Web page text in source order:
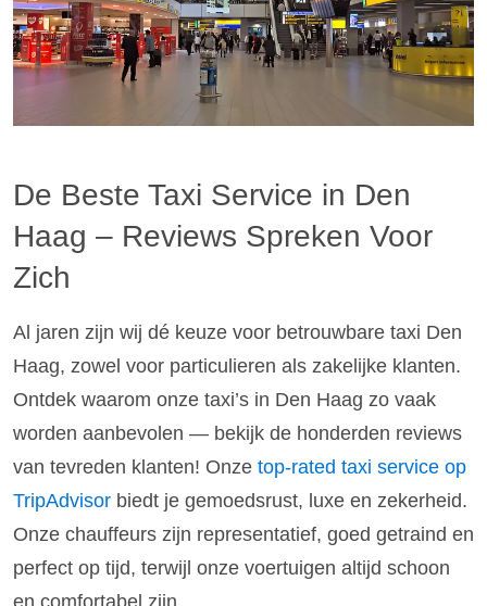
De Beste Taxi Service in Den
Haag – Reviews Spreken Voor
Zich
Al jaren zijn wij dé keuze voor betrouwbare taxi Den
Haag, zowel voor particulieren als zakelijke klanten.
Ontdek waarom onze taxi’s in Den Haag zo vaak
worden aanbevolen — bekijk de honderden reviews
van tevreden klanten! Onze top-rated taxi service op
TripAdvisor biedt je gemoedsrust, luxe en zekerheid.
Onze chauffeurs zijn representatief, goed getraind en
perfect op tijd, terwijl onze voertuigen altijd schoon
en comfortabel zijn.